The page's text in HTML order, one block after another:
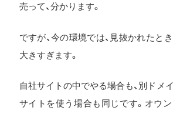
売って、分かります。
ですが、今の環境では、見抜かれたと
大きすぎます。
自社サイトの中でやる場合も、別ドメ
サイトを使う場合も同じです。オウ